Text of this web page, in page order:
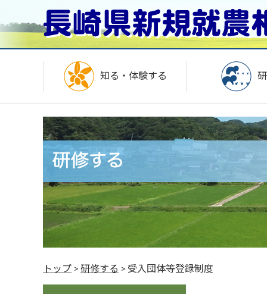
知る・体験する
トップ > 研修する > 受入団体等登録制度